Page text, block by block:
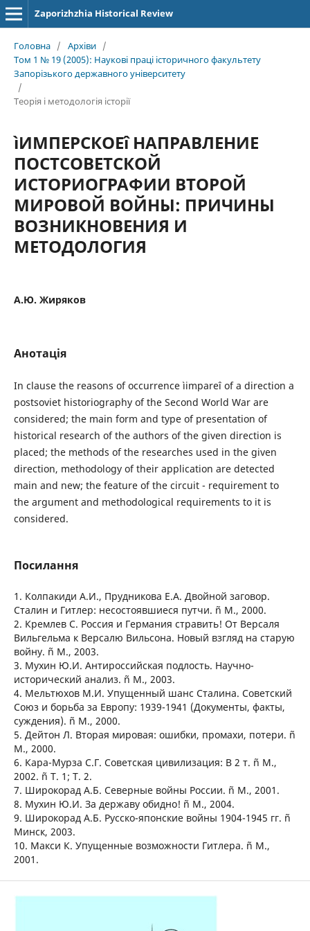
Zaporizhzhia Historical Review
Головна / Архіви /
Том 1 № 19 (2005): Наукові праці історичного факультету
Запорізького державного університету
/
Теорія і методологія історії
ìИМПЕРСКОЕî НАПРАВЛЕНИЕ
ПОСТСОВЕТСКОЙ
ИСТОРИОГРАФИИ ВТОРОЙ
МИРОВОЙ ВОЙНЫ: ПРИЧИНЫ
ВОЗНИКНОВЕНИЯ И
МЕТОДОЛОГИЯ
А.Ю. Жиряков
Анотація
In clause the reasons of occurrence ìimpareî of a direction a
postsoviet historiography of the Second World War are
considered; the main form and type of presentation of
historical research of the authors of the given direction is
placed; the methods of the researches used in the given
direction, methodology of their application are detected
main and new; the feature of the circuit - requirement to
the argument and methodological requirements to it is
considered.
Посилання
1. Колпакиди А.И., Прудникова Е.А. Двойной заговор.
Сталин и Гитлер: несостоявшиеся путчи. ñ М., 2000.
2. Кремлев С. Россия и Германия стравить! От Версаля
Вильгельма к Версалю Вильсона. Новый взгляд на старую
войну. ñ М., 2003.
3. Мухин Ю.И. Антироссийская подлость. Научно-
исторический анализ. ñ М., 2003.
4. Мельтюхов М.И. Упущенный шанс Сталина. Советский
Союз и борьба за Европу: 1939-1941 (Документы, факты,
суждения). ñ М., 2000.
5. Дейтон Л. Вторая мировая: ошибки, промахи, потери. ñ
М., 2000.
6. Кара-Мурза С.Г. Советская цивилизация: В 2 т. ñ М.,
2002. ñ Т. 1; Т. 2.
7. Широкорад А.Б. Северные войны России. ñ М., 2001.
8. Мухин Ю.И. За державу обидно! ñ М., 2004.
9. Широкорад А.Б. Русско-японские войны 1904-1945 гг. ñ
Минск, 2003.
10. Макси К. Упущенные возможности Гитлера. ñ М.,
2001.